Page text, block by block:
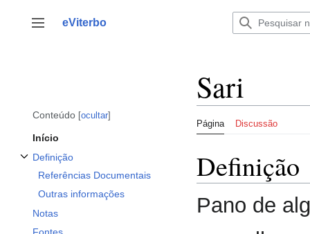
para
Alternar barra lateral
eViterbo
Conteúdo ocultar
Início
Definição
Referências Documentais
Outras informações
Notas
Sari
Página Discussão
Definição
Pano de